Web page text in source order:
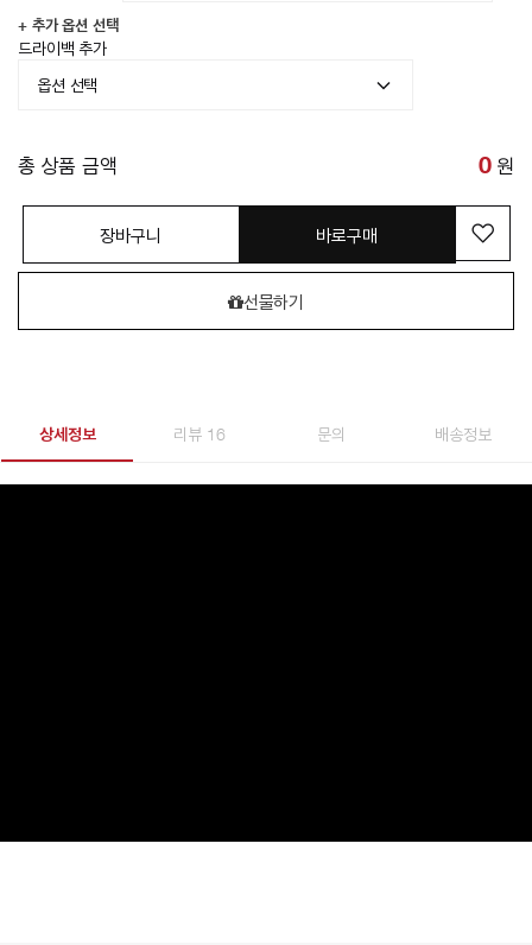
+ 추가 옵션 선택
드라이백 추가
총 상품 금액 0 원
장바구니 바로구매
선물하기
상세정보 리뷰 16 문의 배송정보